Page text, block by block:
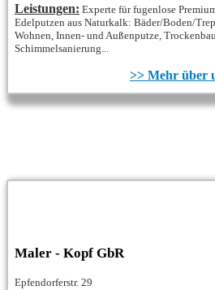
Leistungen: Experte für fugenlose
Edelputzen aus Naturkalk: Bäder/Boden/
Wohnen, Innen- und Außenputze,
Schimmelsanierung...
>> Mehr über
Maler - Kopf GbR
Epfendorferstr. 29